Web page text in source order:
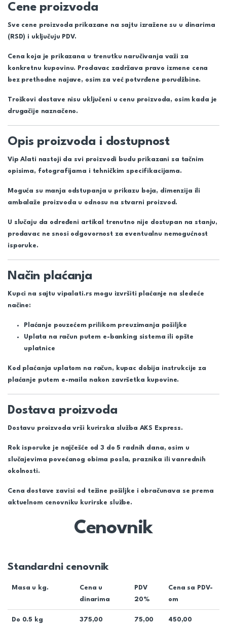
Cene proizvoda
Sve cene proizvoda prikazane na sajtu izražene su u dinarima
(RSD) i uključuju PDV.
Cena koja je prikazana u trenutku naručivanja važi za
konkretnu kupovinu. Prodavac zadržava pravo izmene cena
bez prethodne najave, osim za već potvrđene porudžbine.
Troškovi dostave nisu uključeni u cenu proizvoda, osim kada je
drugačije naznačeno.
Opis proizvoda i dostupnost
Vip Alati nastoji da svi proizvodi budu prikazani sa tačnim
opisima, fotografijama i tehničkim specifikacijama.
Moguća su manja odstupanja u prikazu boja, dimenzija ili
ambalaže proizvoda u odnosu na stvarni proizvod.
U slučaju da određeni artikal trenutno nije dostupan na stanju,
prodavac ne snosi odgovornost za eventualnu nemogućnost
isporuke.
Način plaćanja
Kupci na sajtu vipalati.rs mogu izvršiti plaćanje na sledeće
načine:
Plaćanje pouzećem prilikom preuzimanja pošiljke
Uplata na račun putem e-banking sistema ili opšte
uplatnice
Kod plaćanja uplatom na račun, kupac dobija instrukcije za
plaćanje putem e-maila nakon završetka kupovine.
Dostava proizvoda
Dostavu proizvoda vrši kurirska služba AKS Express.
Rok isporuke je najčešće od 3 do 5 radnih dana, osim u
slučajevima povećanog obima posla, praznika ili vanrednih
okolnosti.
Cena dostave zavisi od težine pošiljke i obračunava se prema
aktuelnom cenovniku kurirske službe.
Cenovnik
Standardni cenovnik
Masa u kg.
Cena u
dinarima
PDV
20%
Cena sa PDV-
om
Do 0.5 kg 375,00 75,00 450,00